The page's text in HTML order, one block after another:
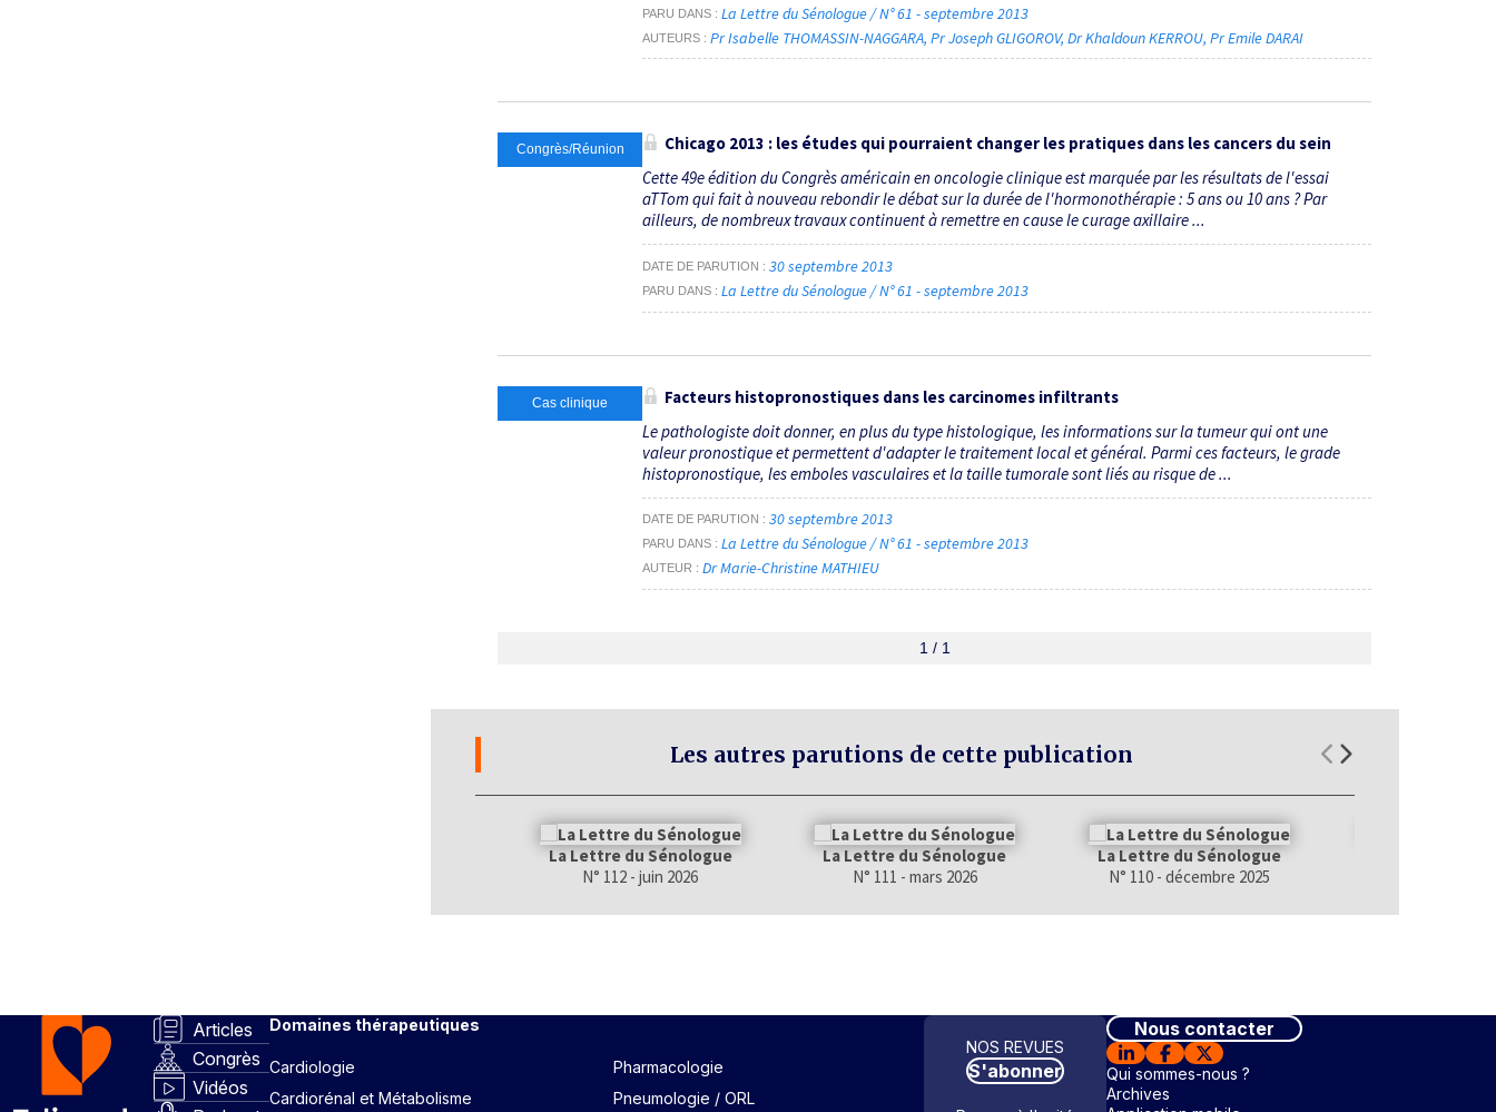
PARU DANS La Lettre du Sénologue / N° 61 - septembre 2013
AUTEURS Pr Isabelle THOMASSIN-NAGGARA Pr Joseph GLIGOROV Dr Khaldoun KERROU Pr Emile DARAI
Congrès/Réunion
Chicago 2013 : les études qui pourraient changer les pratiques dans les cancers du sein
Cette 49e édition du Congrès américain en oncologie clinique est marquée par les résultats de l'essai
aTTom qui fait à nouveau rebondir le débat sur la durée de l'hormonothérapie : 5 ans ou 10 ans ? Par
ailleurs, de nombreux travaux continuent à remettre en cause le curage axillaire ...
DATE DE PARUTION 30 septembre 2013
PARU DANS La Lettre du Sénologue / N° 61 - septembre 2013
Cas clinique
Facteurs histopronostiques dans les carcinomes infiltrants
Le pathologiste doit donner, en plus du type histologique, les informations sur la tumeur qui ont une
valeur pronostique et permettent d'adapter le traitement local et général. Parmi ces facteurs, le grade
histopronostique, les emboles vasculaires et la taille tumorale sont liés au risque de ...
DATE DE PARUTION 30 septembre 2013
PARU DANS La Lettre du Sénologue / N° 61 - septembre 2013
AUTEUR Dr Marie-Christine MATHIEU
1 / 1
Les autres parutions de cette publication
La Lettre du Sénologue
N° 112 - juin 2026
La Lettre du Sénologue
N° 111 - mars 2026
La Lettre du Sénologue
N° 110 - décembre 2025
Articles
Congrès
Vidéos
Domaines thérapeutiques
Cardiologie
Cardiorénal et Métabolisme
Pharmacologie
Pneumologie / ORL
NOS REVUES
S'abonner
Nous contacter
Qui sommes-nous ?
Archives